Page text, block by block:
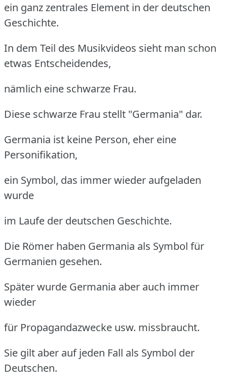
ein ganz zentrales Element in der deutschen
Geschichte.
In dem Teil des Musikvideos sieht man schon
etwas Entscheidendes,
nämlich eine schwarze Frau.
Diese schwarze Frau stellt "Germania" dar.
Germania ist keine Person, eher eine
Personifikation,
ein Symbol, das immer wieder aufgeladen
wurde
im Laufe der deutschen Geschichte.
Die Römer haben Germania als Symbol für
Germanien gesehen.
Später wurde Germania aber auch immer
wieder
für Propagandazwecke usw. missbraucht.
Sie gilt aber auf jeden Fall als Symbol der
Deutschen.